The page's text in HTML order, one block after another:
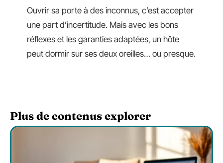
Ouvrir sa porte à des inconnus, c’est accepter
une part d’incertitude. Mais avec les bons
réflexes et les garanties adaptées, un hôte
peut dormir sur ses deux oreilles… ou presque.
Plus de contenus explorer